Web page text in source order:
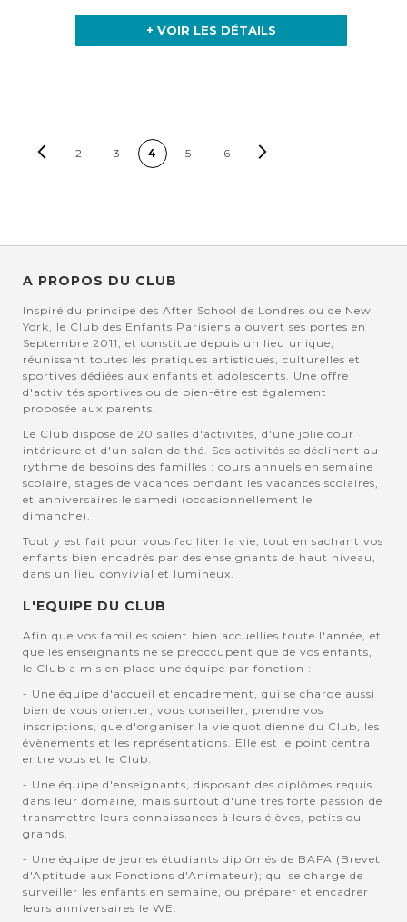
+ VOIR LES DÉTAILS
Page
Précédent
2 3 Vous lisez actuellement la page
4 5 6
A PROPOS DU CLUB
Inspiré du principe des After School de Londres ou de New
York, le Club des Enfants Parisiens a ouvert ses portes en
Septembre 2011, et constitue depuis un lieu unique,
réunissant toutes les pratiques artistiques, culturelles et
sportives dédiées aux enfants et adolescents. Une offre
d'activités sportives ou de bien-être est également
proposée aux parents.
Le Club dispose de 20 salles d'activités, d'une jolie cour
intérieure et d'un salon de thé. Ses activités se déclinent au
rythme de besoins des familles : cours annuels en semaine
scolaire, stages de vacances pendant les vacances scolaires,
et anniversaires le samedi (occasionnellement le
dimanche).
Tout y est fait pour vous faciliter la vie, tout en sachant vos
enfants bien encadrés par des enseignants de haut niveau,
dans un lieu convivial et lumineux.
L'EQUIPE DU CLUB
Afin que vos familles soient bien accuellies toute l'année, et
que les enseignants ne se préoccupent que de vos enfants,
le Club a mis en place une équipe par fonction :
- Une équipe d'accueil et encadrement, qui se charge aussi
bien de vous orienter, vous conseiller, prendre vos
inscriptions, que d'organiser la vie quotidienne du Club, les
évènements et les représentations. Elle est le point central
entre vous et le Club.
- Une équipe d'enseignants, disposant des diplômes requis
dans leur domaine, mais surtout d'une très forte passion de
transmettre leurs connaissances à leurs élèves, petits ou
grands.
- Une équipe de jeunes étudiants diplômés de BAFA (Brevet
d'Aptitude aux Fonctions d'Animateur); qui se charge de
surveiller les enfants en semaine, ou préparer et encadrer
leurs anniversaires le WE.